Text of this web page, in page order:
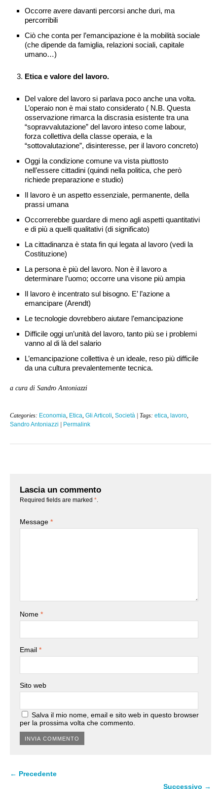
Occorre avere davanti percorsi anche duri, ma
percorribili
Ciò che conta per l’emancipazione è la mobilità sociale
(che dipende da famiglia, relazioni sociali, capitale
umano…)
Etica e valore del lavoro.
Del valore del lavoro si parlava poco anche una volta.
L’operaio non è mai stato considerato ( N.B. Questa
osservazione rimarca la discrasia esistente tra una
“sopravvalutazione” del lavoro inteso come labour,
forza collettiva della classe operaia, e la
“sottovalutazione”, disinteresse, per il lavoro concreto)
Oggi la condizione comune va vista piuttosto
nell’essere cittadini (quindi nella politica, che però
richiede preparazione e studio)
Il lavoro è un aspetto essenziale, permanente, della
prassi umana
Occorrerebbe guardare di meno agli aspetti quantitativi
e di più a quelli qualitativi (di significato)
La cittadinanza è stata fin qui legata al lavoro (vedi la
Costituzione)
La persona è più del lavoro. Non è il lavoro a
determinare l’uomo; occorre una visone più ampia
Il lavoro è incentrato sul bisogno. E’ l’azione a
emancipare (Arendt)
Le tecnologie dovrebbero aiutare l’emancipazione
Difficile oggi un’unità del lavoro, tanto più se i problemi
vanno al di là del salario
L’emancipazione collettiva è un ideale, reso più difficile
da una cultura prevalentemente tecnica.
a cura di Sandro Antoniazzi
Categories: Economia Etica Gli Articoli Società | Tags: etica lavoro
Sandro Antoniazzi | Permalink
Lascia un commento
Required fields are marked *
Message *
Nome *
Email *
Sito web
Salva il mio nome, email e sito web in questo browser
per la prossima volta che commento.
← Precedente
Successivo →